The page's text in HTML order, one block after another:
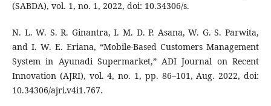
(SABDA), vol. 1, no. 1, 2022, doi: 10.34306/s.
N. L. W. S. R. Ginantra, I. M. D. P. Asana, W. G. S. Parwita,
and I. W. E. Eriana, “Mobile-Based Customers Management
System in Ayunadi Supermarket,” ADI Journal on Recent
Innovation (AJRI), vol. 4, no. 1, pp. 86–101, Aug. 2022, doi:
10.34306/ajri.v4i1.767.